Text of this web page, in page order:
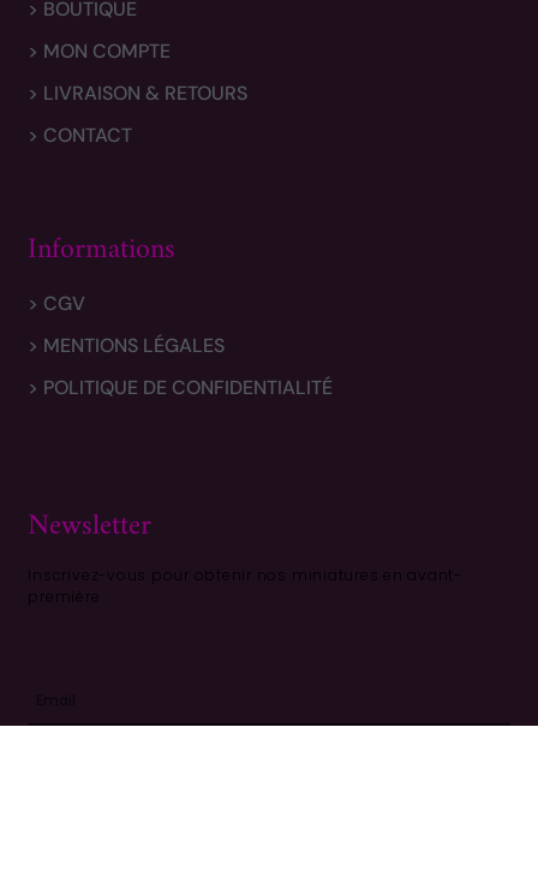
> BOUTIQUE
> MON COMPTE
> LIVRAISON & RETOURS
> CONTACT
Informations
> CGV
> MENTIONS LÉGALES
> POLITIQUE DE CONFIDENTIALITÉ
Newsletter
Inscrivez-vous pour obtenir nos miniatures en avant-
première